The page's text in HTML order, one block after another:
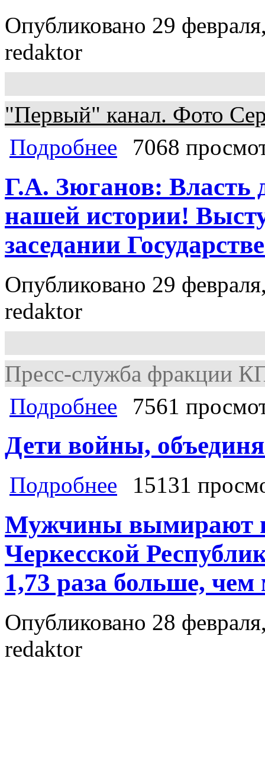
Опубликовано 29
redaktor
"Первый" канал. Фото
Подробнее о Дебаты Г.А.Зюганова и
7068
Г.А. Зюганов: Власть
нашей истории!
заседании
Опубликовано 29
redaktor
Пресс-служба фракции
Подробнее о Г.А. Зюганов: Власть должна
Государственной Думы 28 февраля
7561
Дети войны,
Подробнее о Дети войны, объединяйтесь!
15131
Мужчины вымирают
Черкесской
1,73 раза больше,
Опубликовано 28
redaktor